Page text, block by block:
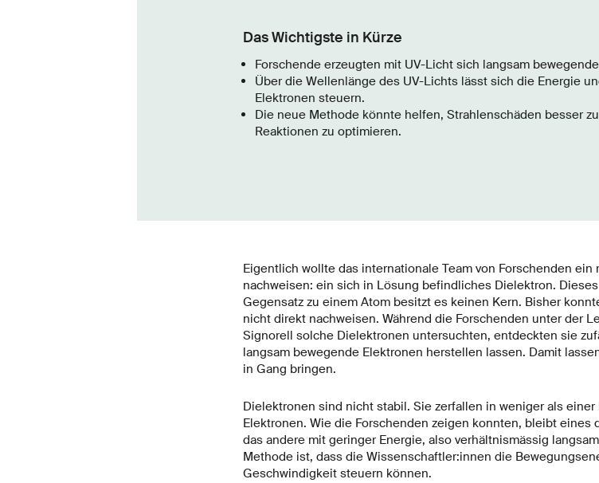
Das Wichtigste in Kürze
Forschende erzeugten mit UV-Licht sich langsam
Über die Wellenlänge des UV-Lichts lässt sich die Energie
Elektronen steuern.
Die neue Methode könnte helfen, Strahlenschäden besser
Reaktionen zu optimieren.
Eigentlich wollte das internationale Team von Forschenden
nachweisen: ein sich in Lösung befindliches Dielektron.
Gegensatz zu einem Atom besitzt es keinen Kern. Bisher
nicht direkt nachweisen. Während die Forschenden unter der
Signorell solche Dielektronen untersuchten, entdeckten sie
langsam bewegende Elektronen herstellen lassen. Damit
in Gang bringen.
Dielektronen sind nicht stabil. Sie zerfallen in weniger als
Elektronen. Wie die Forschenden zeigen konnten, bleibt eines
das andere mit geringer Energie, also verhältnismässig
Methode ist, dass die Wissenschaftler:innen die
Geschwindigkeit steuern können.